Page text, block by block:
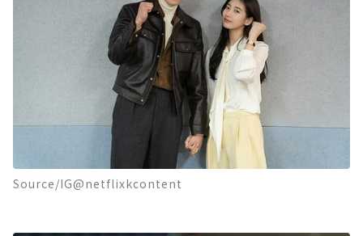
Source/IG@netflixkcontent